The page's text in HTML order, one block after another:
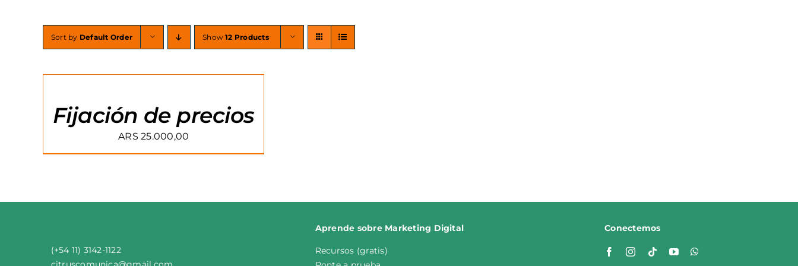
Sort by Default Order Show12 Products
AL
DETAILS
Fijación de precios
ARS 25.000,00
(+54 11) 3142-1122
Aprende sobre Marketing Digital
Recursos (gratis)
Conectemos